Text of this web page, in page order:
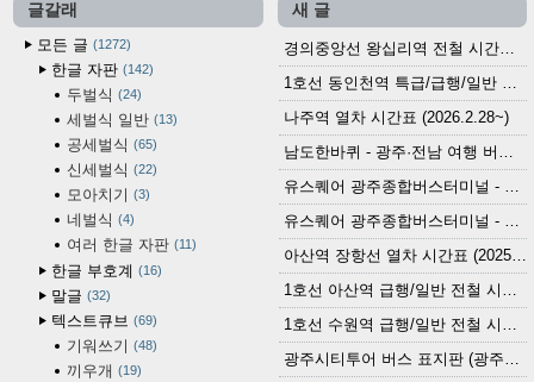
글갈래
모든 글
1272
한글 자판 142
두벌식 24
세벌식 일반 13
공세벌식 65
신세벌식 22
모아치기 3
네벌식 4
여러 한글 자판 11
한글 부호계 16
말글 32
텍스트큐브 69
기워쓰기 48
끼우개 19
새 글
경의중앙선 왕십리역 전철 시간표 (2026.4.20~)
1호선 동인천역 특급/급행/일반 전철 시간표 (2026.2.28~)
나주역 열차 시간표 (2026.2.28~)
남도한바퀴 - 광주·전남 여행 버스 노선 (2026.3.1~5.31)
유스퀘어 광주종합버스터미널 - 곡성,순천／화순,보성,율포 방면 시외버스 시간표 (2026.1.31)
유스퀘어 광주종합버스터미널 - 담양, 순창, 남원, 무주, 장수, 거창, 대구 방면 시외버스 시간표 (2026...
아산역 장항선 열차 시간표 (2025.12.30 기준) (무궁화호, ITX-마음, 새마을호, 서해금빛열차)
1호선 아산역 급행/일반 전철 시간표 (2025.12.30~)
1호선 수원역 급행/일반 전철 시간표 (2025.12.30~)
광주시티투어 버스 표지판 (광주역 정류장) (2024?)